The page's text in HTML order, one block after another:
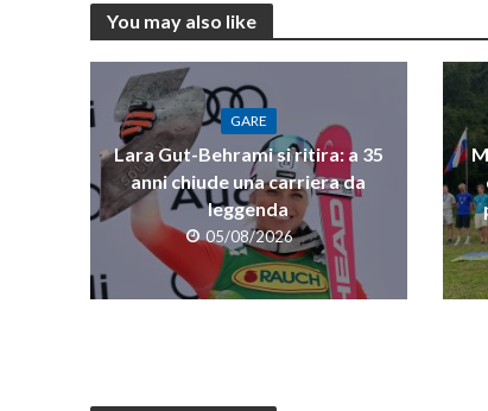
You may also like
GARE
Lara Gut-Behrami si ritira: a 35
anni chiude una carriera da
leggenda
05/08/2026